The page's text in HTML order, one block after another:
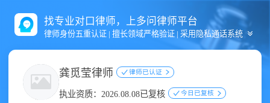
找专业对口律师，上多问律师平台
律师身份五重认证 | 擅长领域严格验证 | 采用隐私通话系统
龚觅莹律师 律师已认证
执业资质： 2026.08.08已复核 今日已复核